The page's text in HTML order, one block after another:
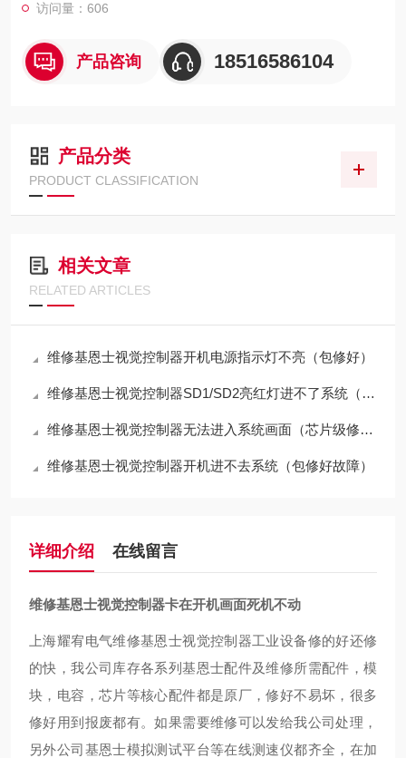
访问量：606
产品咨询 18516586104
产品分类
PRODUCT CLASSIFICATION
相关文章
RELATED ARTICLES
维修基恩士视觉控制器开机电源指示灯不亮（包修好）
维修基恩士视觉控制器SD1/SD2亮红灯进不了系统（包修好）
维修基恩士视觉控制器无法进入系统画面（芯片级修理）
维修基恩士视觉控制器开机进不去系统（包修好故障）
详细介绍 在线留言
维修基恩士视觉控制器卡在开机画面死机不动
上海耀宥电气维修基恩士视觉控制器工业设备修的好还修
的快，我公司库存各系列基恩士配件及维修所需配件，模
块，电容，芯片等核心配件都是原厂，修好不易坏，很多
修好用到报废都有。如果需要维修可以发给我公司处理，
另外公司基恩士模拟测试平台等在线测速仪都齐全，在加